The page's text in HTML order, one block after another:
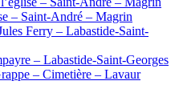
– Saint-André – Magrin
Ferry – Labastide-Saint-
– Labastide-Saint-Georges
– Cimetière – Lavaur